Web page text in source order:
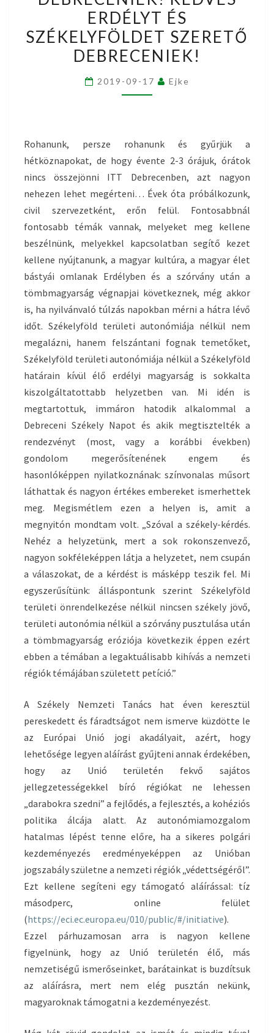
KEDVES
ERDÉLYT
ÉS
SZÉKELYFÖLDET
SZERETŐ
DEBRECENIEK!
ERDÉLYT ÉS
SZÉKELYFÖLDET SZERETŐ
DEBRECENIEK!
2019-09-17 Ejke
Rohanunk, persze rohanunk és gyűrjük a
hétköznapokat, de hogy évente 2-3 órájuk, órátok
nincs összejönni ITT Debrecenben, azt nagyon
nehezen lehet megérteni… Évek óta próbálkozunk,
civil szervezetként, erőn felül. Fontosabbnál
fontosabb témák vannak, melyeket meg kellene
beszélnünk, melyekkel kapcsolatban segítő kezet
kellene nyújtanunk, a magyar kultúra, a magyar élet
bástyái omlanak Erdélyben és a szórvány után a
tömbmagyarság végnapjai következnek, még akkor
is, ha nyilvánvaló túlzás napokban mérni a hátra lévő
időt. Székelyföld területi autonómiája nélkül nem
megalázni, hanem felszántani fognak temetőket,
Székelyföld területi autonómiája nélkül a Székelyföld
határain kívül élő erdélyi magyarság is sokkalta
kiszolgáltatottabb helyzetben van. Mi idén is
megtartottuk, immáron hatodik alkalommal a
Debreceni Székely Napot és akik megtisztelték a
rendezvényt (most, vagy a korábbi években)
gondolom megerősítenének engem és
hasonlóképpen nyilatkoznának: színvonalas műsort
láthattak és nagyon értékes embereket ismerhettek
meg. Megismétlem ezen a helyen is, amit a
megnyitón mondtam volt. „Szóval a székely-kérdés.
Nehéz a helyzetünk, mert a sok rokonszenvező,
nagyon sokféleképpen látja a helyzetet, nem csupán
a válaszokat, de a kérdést is másképp teszik fel. Mi
egyszerűsítünk: álláspontunk szerint Székelyföld
területi önrendelkezése nélkül nincsen székely jövő,
területi autonómia nélkül a szórvány pusztulása után
a tömbmagyarság eróziója következik éppen ezért
ebben a témában a legaktuálisabb kihívás a nemzeti
régiók témájában született petíció.”
A Székely Nemzeti Tanács hat éven keresztül
pereskedett és fáradtságot nem ismerve küzdötte le
az Európai Unió jogi akadályait, azért, hogy
lehetősége legyen aláírást gyűjteni annak érdekében,
hogy az Unió területén fekvő sajátos
jellegzetességekkel bíró régiókat ne lehessen
„darabokra szedni” a fejlődés, a fejlesztés, a kohéziós
politika álcája alatt. Az autonómiamozgalom
hatalmas lépést tenne előre, ha a sikeres polgári
kezdeményezés eredményeképpen az Unióban
jogszabály születne a nemzeti régiók „védettségéről”.
Ezt kellene segíteni egy támogató aláírással: tíz
másodperc, online felület
(https://eci.ec.europa.eu/010/public/#/initiative).
Ezzel párhuzamosan arra is nagyon kellene
figyelnünk, hogy az Unió területén élő, más
nemzetiségű ismerőseinket, barátainkat is buzdítsuk
az aláírásra, mert nem elég pusztán nekünk,
magyaroknak támogatni a kezdeményezést.